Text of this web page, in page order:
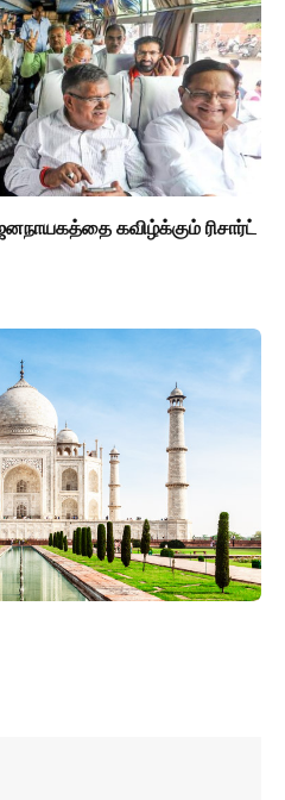
கவிழ்க்கும் ரிசார்ட்